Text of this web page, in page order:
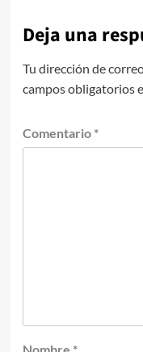
Deja una
Tu dirección de
campos obligatorios
Comentario *
Nombre *